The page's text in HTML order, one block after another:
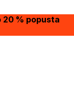
20 % popusta